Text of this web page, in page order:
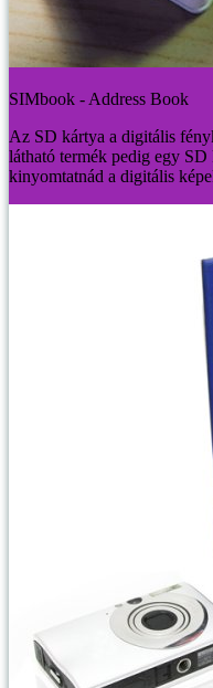
SIMbook - Address Book
Az SD kártya a digitális
látható termék pedig egy
kinyomtatnád a digitális